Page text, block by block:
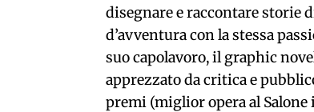
disegnare e raccontare storie
d’avventura con la stessa
suo capolavoro, il graphic
apprezzato da critica e
premi (miglior opera al